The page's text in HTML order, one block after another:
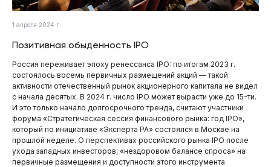
1 апреля 2024 г.
Позитивная обыденность IPO
Россия переживает эпоху ренессанса IPO: по итогам 2023 г.
состоялось восемь первичных размещений акций — такой
активности отечественный рынок акционерного капитала не видел
с начала десятых. В 2024 г. число IPO может вырасти уже до 15-ти.
И это только начало долгосрочного тренда, считают участники
форума «Стратегическая сессия финансового рынка: год IPO»,
который по инициативе «Эксперта РА» состоялся в Москве на
прошлой неделе. О перспективах российского рынка IPO после
ухода западных инвесторов, «нездоровом балансе спроса» на
первичные размещения и доступности этого инструмента